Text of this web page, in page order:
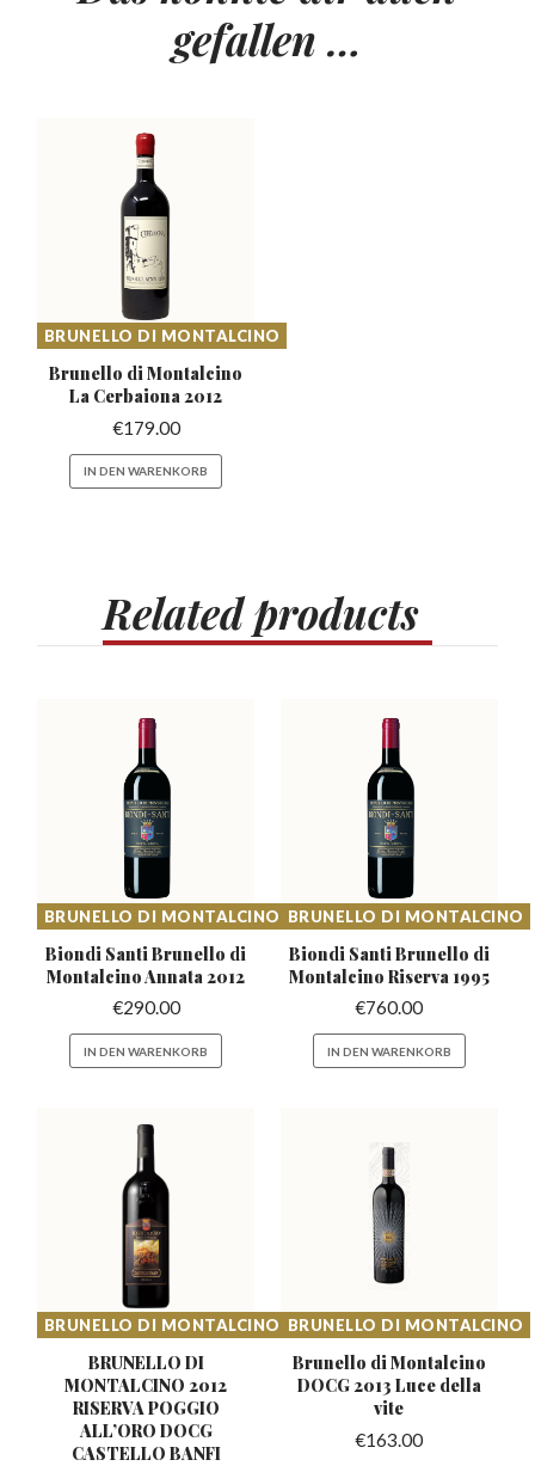
gefallen …
BRUNELLO DI MONTALCINO
Brunello di Montalcino
La Cerbaiona 2012
€179.00
IN DEN WARENKORB
Relatedproducts
BRUNELLO DI MONTALCINO
Biondi Santi Brunello di
Montalcino Annata 2012
€290.00
IN DEN WARENKORB
BRUNELLO DI MONTALCINO
Biondi Santi Brunello di
Montalcino Riserva 1995
€760.00
IN DEN WARENKORB
BRUNELLO DI MONTALCINO
BRUNELLO DI
MONTALCINO 2012
RISERVA POGGIO
ALL’ORO DOCG
CASTELLO BANFI
BRUNELLO DI MONTALCINO
Brunello di Montalcino
DOCG 2013 Luce della
vite
€163.00